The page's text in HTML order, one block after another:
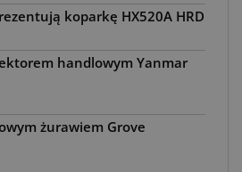
koparkę HX520A HRD
handlowym Yanmar
żurawiem Grove